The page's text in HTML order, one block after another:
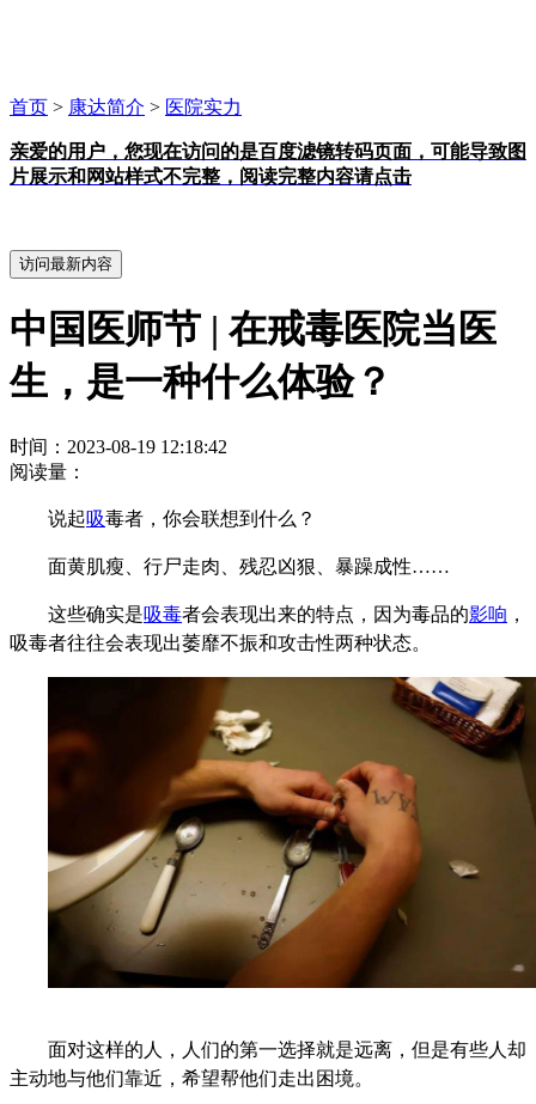
首页 > 康达简介 > 医院实力
亲爱的用户，您现在访问的是百度滤镜转码页面，可能导致图
片展示和网站样式不完整，阅读完整内容请点击
中国医师节 | 在戒毒医院当医
生，是一种什么体验？
时间：2023-08-19 12:18:42
阅读量：
说起吸毒者，你会联想到什么？
面黄肌瘦、行尸走肉、残忍凶狠、暴躁成性……
这些确实是吸毒者会表现出来的特点，因为毒品的影响 ，
吸毒者往往会表现出萎靡不振和攻击性两种状态。
面对这样的人，人们的第一选择就是远离，但是有些人却
主动地与他们靠近，希望帮他们走出困境。